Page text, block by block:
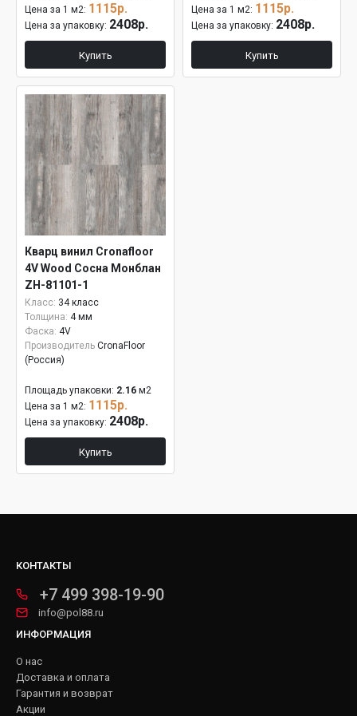
Цена за 1 м2: 1115р.
Цена за упаковку: 2408р.
Купить
Цена за 1 м2: 1115р.
Цена за упаковку: 2408р.
Купить
Кварц винил Cronafloor
4V Wood Сосна Монблан
ZH-81101-1
Класс: 34 класс
Толщина: 4 мм
Фаска: 4V
Производитель CronaFloor
(Россия)
Площадь упаковки: 2.16 м2
Цена за 1 м2: 1115р.
Цена за упаковку: 2408р.
Купить
КОНТАКТЫ
+7 499 398-19-90
info@pol88.ru
ИНФОРМАЦИЯ
О нас
Доставка и оплата
Гарантия и возврат
Акции